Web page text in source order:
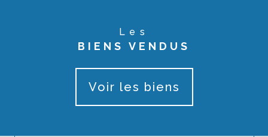
Les
BIENS VENDUS
Voir les biens